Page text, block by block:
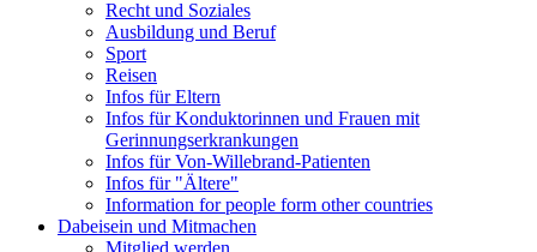
Recht und Soziales
Ausbildung und Beruf
Sport
Reisen
Infos für Eltern
Infos für Konduktorinnen und Frauen mit
Gerinnungserkrankungen
Infos für Von-Willebrand-Patienten
Infos für "Ältere"
Information for people form other countries
Dabeisein und Mitmachen
Mitglied werden